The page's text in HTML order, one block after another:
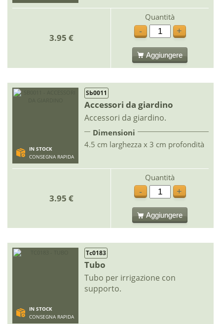
3.95 €
Quantità
-
+
Aggiungere
IN STOCK
CONSEGNA RAPIDA
Sb0011
Accessori da giardino
Accessori da giardino.
Dimensioni
4.5 cm larghezza x 3 cm profondità
3.95 €
Quantità
-
+
Aggiungere
IN STOCK
CONSEGNA RAPIDA
Tc0183
Tubo
Tubo per irrigazione con
supporto.